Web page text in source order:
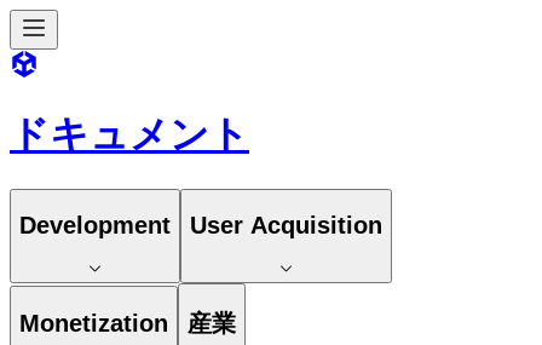
ドキュメント
Development User Acquisition
Monetization 産業